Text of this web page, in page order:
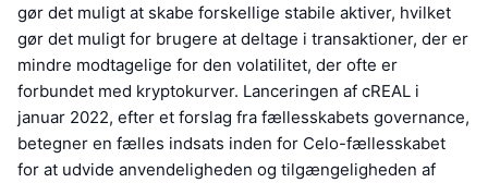
gør det muligt at skabe forskellige stabile aktiver, hvilket
gør det muligt for brugere at deltage i transaktioner, der er
mindre modtagelige for den volatilitet, der ofte er
forbundet med kryptokurver. Lanceringen af cREAL i
januar 2022, efter et forslag fra fællesskabets governance,
betegner en fælles indsats inden for Celo-fællesskabet
for at udvide anvendeligheden og tilgængeligheden af